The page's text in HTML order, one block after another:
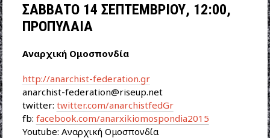
ΣΑΒΒΑΤΟ 14 ΣΕΠΤΕΜΒΡΙΟΥ, 12:00,
ΠΡΟΠΥΛΑΙΑ
Αναρχική Ομοσπονδία
http://anarchist-federation.gr
anarchist-federation@riseup.net
twitter: twitter.com/anarchistfedGr
fb: facebook.com/anarxikiomospondia2015
Youtube: Αναρχική Ομοσπονδία